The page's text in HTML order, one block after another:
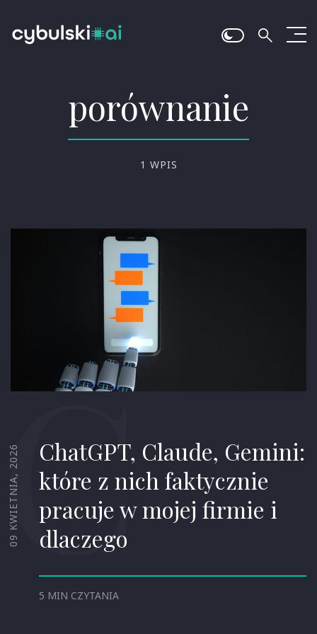
porównanie
1 WPIS
09 KWIETNIA, 2026
C
ChatGPT, Claude, Gemini:
które z nich faktycznie
pracuje w mojej firmie i
dlaczego
5 MIN CZYTANIA